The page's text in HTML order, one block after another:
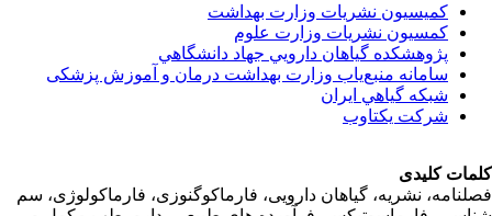
کمیسیون نشریات وزارت بهداشت
کمسیون نشریات وزارت علوم
پژوهشكده گياهان دارويي جهاد دانشگاهي
سامانه منبع‌ياب وزارت بهداشت درمان و آموزش پزشکی
شبكه گياهي ايران
شرکت یکتاوب
کلیدی
نشریه، گیاهان دارویی، فارماکوگنوزی، فارماکولوژی، سم